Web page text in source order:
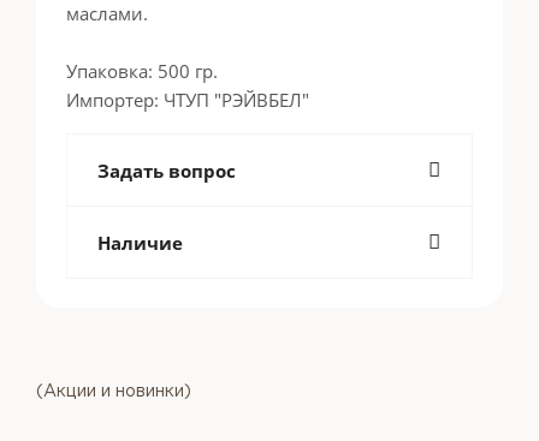
маслами.
Упаковка: 500 гр.
Импортер: ЧТУП "РЭЙВБЕЛ"
Задать вопрос
Наличие
(Акции и новинки)